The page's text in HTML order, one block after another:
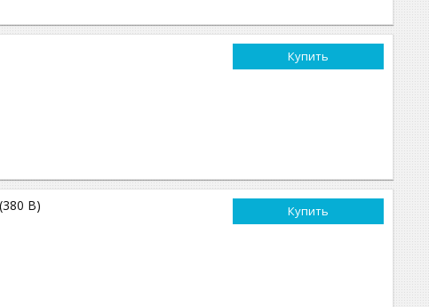
Купить
Купить
В)